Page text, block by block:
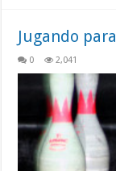
Jugando
0 2,041